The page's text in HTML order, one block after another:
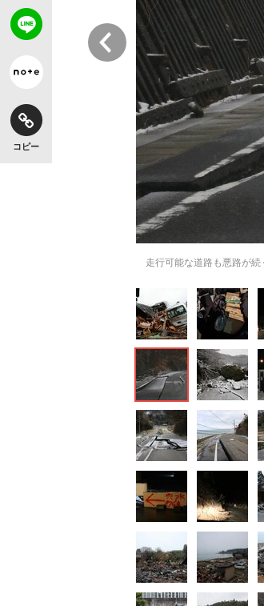
「クマが悪者扱いされ
キングの誕生を、目撃せ
コピー
走行可能な道路も悪路が続
前